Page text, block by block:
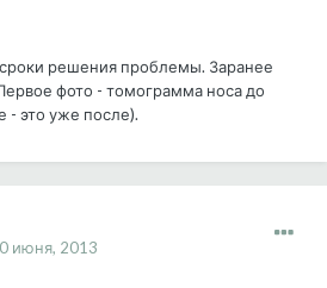
решения проблемы. Заранее
фото - томограмма носа до
- это уже после).
июня, 2013